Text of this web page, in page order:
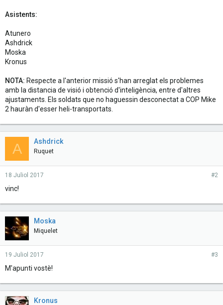
objectius).
Asistents:
Atunero
Ashdrick
Moska
Kronus
NOTA: Respecte a l'anterior missió s'han arreglat els problemes
amb la distancia de visió i obtenció d'inteligència, entre d'altres
ajustaments. Els soldats que no haguessin desconectat a COP Mike
2 hauràn d'esser heli-transportats.
A Ashdrick
Ruquet
18 Juliol 2017 #2
vinc!
Moska
Miquelet
19 Juliol 2017 #3
M'apunti vostè!
Kronus